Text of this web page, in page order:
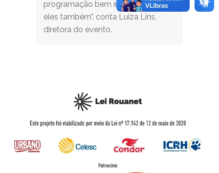
programação bem interessante para
eles também", conta Luiza Lins,
diretora do evento.